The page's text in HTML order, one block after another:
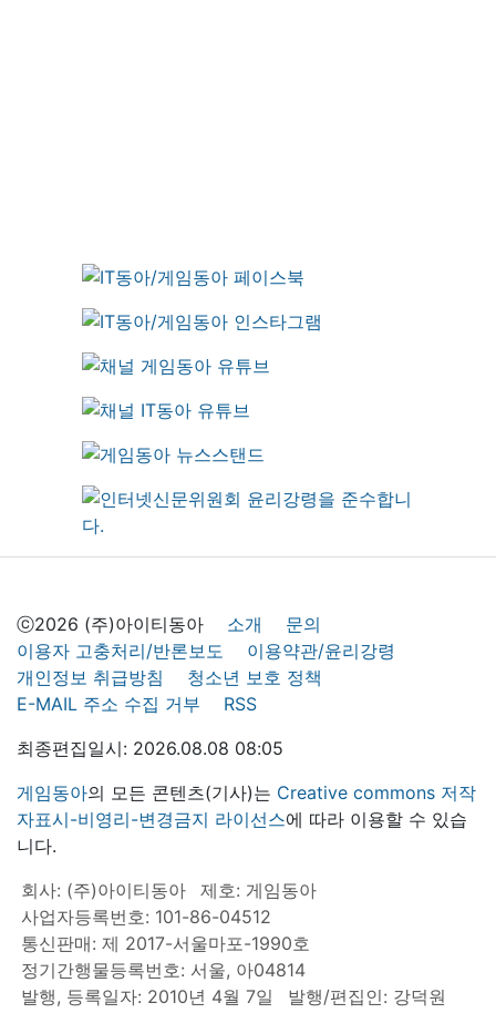
ⓒ2026 (주)아이티동아 소개
문의
이용자 고충처리/반론보도
이용약관/윤리강령
개인정보 취급방침
청소년 보호 정책
E-MAIL 주소 수집 거부
RSS
최종편집일시: 2026.08.08 08:05
게임동아의 모든 콘텐츠(기사)는 Creative commons 저작
자표시-비영리-변경금지 라이선스에 따라 이용할 수 있습
니다.
회사: (주)아이티동아
제호: 게임동아
사업자등록번호: 101-86-04512
통신판매: 제 2017-서울마포-1990호
정기간행물등록번호: 서울, 아04814
발행, 등록일자: 2010년 4월 7일
발행/편집인: 강덕원